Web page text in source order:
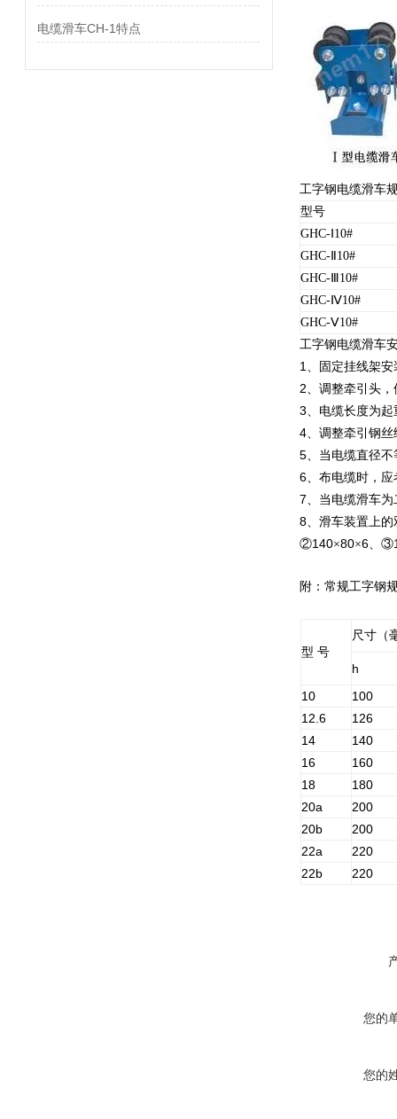
电缆滑车CH-1特点
工字钢电缆滑车
型号
GHC-Ⅰ10#
GHC-Ⅱ10#
GHC-Ⅲ10#
GHC-Ⅳ10#
GHC-Ⅴ10#
工字钢电缆滑车
1、固定挂线架安
2、调整牵引头
3、电缆长度为起
4、调整牵引钢丝
5、当电缆直径不
6、布电缆时，应
7、当电缆滑车
8、滑车装置上
②140×80×6、③
附：常规工字钢
型 号
尺寸（
h
10
100
12.6
126
14
140
16
160
18
180
20a
200
20b
200
22a
220
22b
220
您的
您的